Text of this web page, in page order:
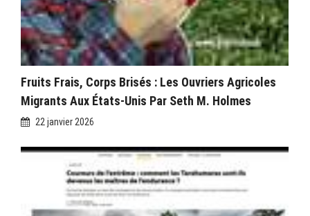
Fruits Frais, Corps Brisés : Les Ouvriers Agricoles
Migrants Aux États-Unis Par Seth M. Holmes
22 janvier 2026